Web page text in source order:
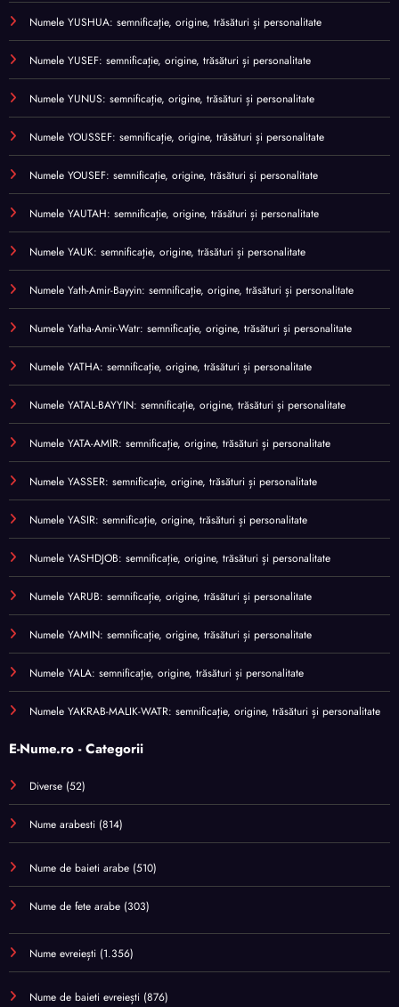
Numele YUSHUA: semnificație, origine, trăsături și personalitate
Numele YUSEF: semnificație, origine, trăsături și personalitate
Numele YUNUS: semnificație, origine, trăsături și personalitate
Numele YOUSSEF: semnificație, origine, trăsături și personalitate
Numele YOUSEF: semnificație, origine, trăsături și personalitate
Numele YAUTAH: semnificație, origine, trăsături și personalitate
Numele YAUK: semnificație, origine, trăsături și personalitate
Numele Yath-Amir-Bayyin: semnificație, origine, trăsături și personalitate
Numele Yatha-Amir-Watr: semnificație, origine, trăsături și personalitate
Numele YATHA: semnificație, origine, trăsături și personalitate
Numele YATAL-BAYYIN: semnificație, origine, trăsături și personalitate
Numele YATA-AMIR: semnificație, origine, trăsături și personalitate
Numele YASSER: semnificație, origine, trăsături și personalitate
Numele YASIR: semnificație, origine, trăsături și personalitate
Numele YASHDJOB: semnificație, origine, trăsături și personalitate
Numele YARUB: semnificație, origine, trăsături și personalitate
Numele YAMIN: semnificație, origine, trăsături și personalitate
Numele YALA: semnificație, origine, trăsături și personalitate
Numele YAKRAB-MALIK-WATR: semnificație, origine, trăsături și personalitate
E-Nume.ro - Categorii
Diverse (52)
Nume arabesti (814)
Nume de baieti arabe (510)
Nume de fete arabe (303)
Nume evreiești (1.356)
Nume de baieti evreiești (876)